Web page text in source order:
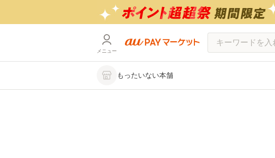
メニュー
もったいない本舗